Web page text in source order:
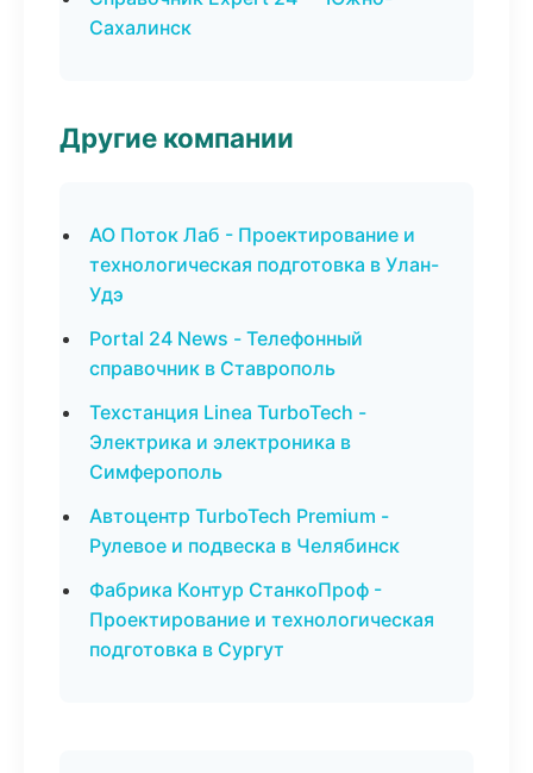
Сахалинск
Другие компании
АО Поток Лаб - Проектирование и
технологическая подготовка в Улан-
Удэ
Portal 24 News - Телефонный
справочник в Ставрополь
Техстанция Linea TurboTech -
Электрика и электроника в
Симферополь
Автоцентр TurboTech Premium -
Рулевое и подвеска в Челябинск
Фабрика Контур СтанкоПроф -
Проектирование и технологическая
подготовка в Сургут